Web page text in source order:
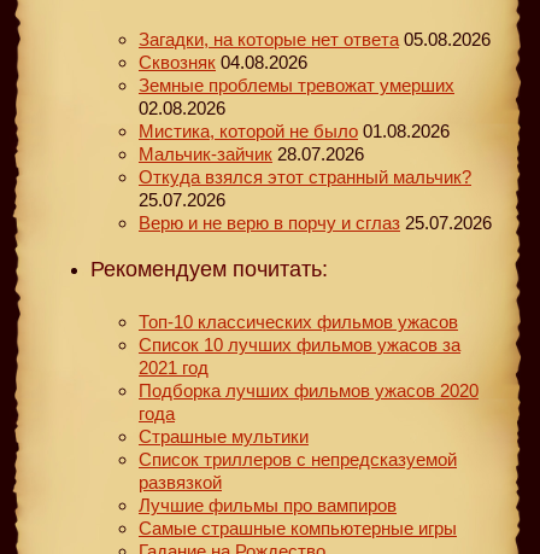
Загадки, на которые нет ответа 05.08.2026
Сквозняк 04.08.2026
Земные проблемы тревожат умерших
02.08.2026
Мистика, которой не было 01.08.2026
Мальчик-зайчик 28.07.2026
Откуда взялся этот странный мальчик?
25.07.2026
Верю и не верю в порчу и сглаз 25.07.2026
Рекомендуем почитать:
Топ-10 классических фильмов ужасов
Список 10 лучших фильмов ужасов за
2021 год
Подборка лучших фильмов ужасов 2020
года
Страшные мультики
Список триллеров с непредсказуемой
развязкой
Лучшие фильмы про вампиров
Самые страшные компьютерные игры